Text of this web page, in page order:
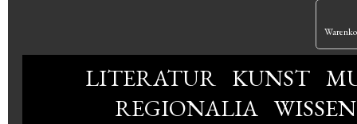
LITERATUR KUNST
REGIONALIA